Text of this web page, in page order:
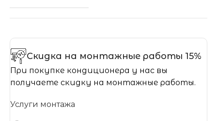
Скидка на монтажные работы 15%
При покупке кондиционера у нас вы
получаете скидку на монтажные работы.
Услуги монтажа